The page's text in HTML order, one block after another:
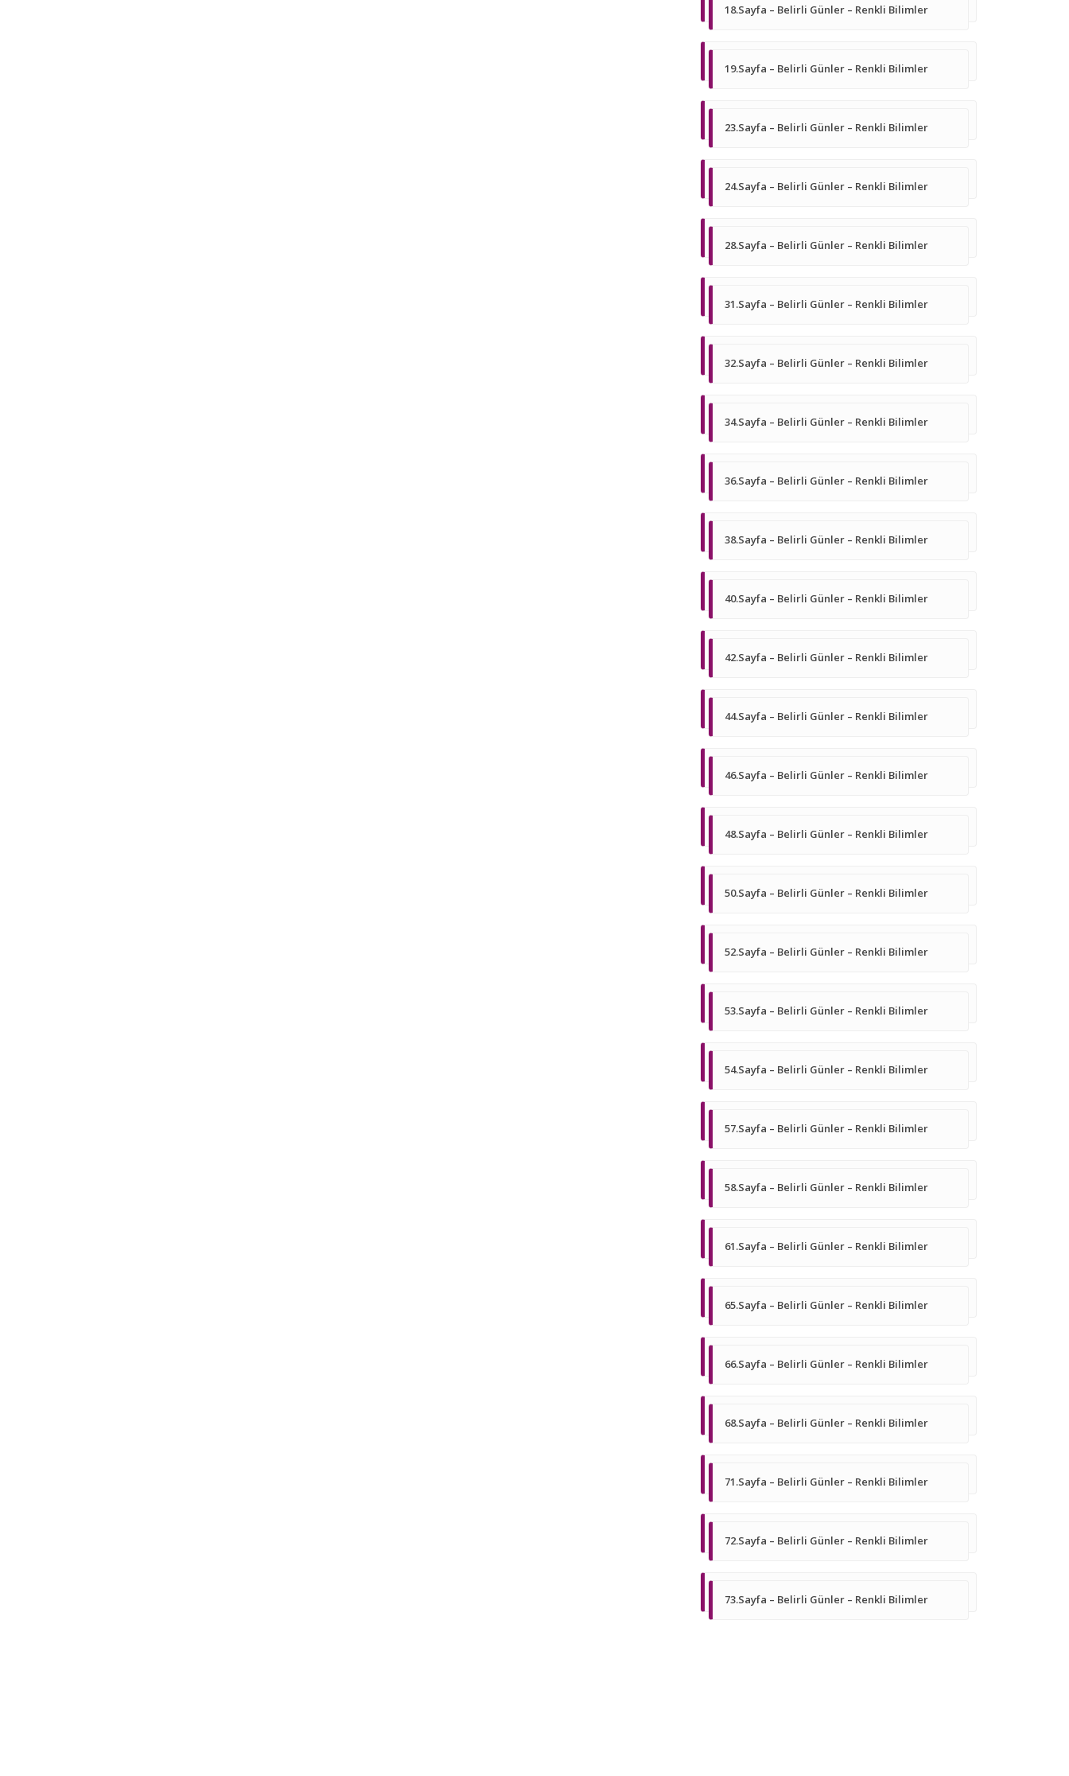
18.Sayfa – Belirli Günler – Renkli Bilimler
19.Sayfa – Belirli Günler – Renkli Bilimler
23.Sayfa – Belirli Günler – Renkli Bilimler
24.Sayfa – Belirli Günler – Renkli Bilimler
28.Sayfa – Belirli Günler – Renkli Bilimler
31.Sayfa – Belirli Günler – Renkli Bilimler
32.Sayfa – Belirli Günler – Renkli Bilimler
34.Sayfa – Belirli Günler – Renkli Bilimler
36.Sayfa – Belirli Günler – Renkli Bilimler
38.Sayfa – Belirli Günler – Renkli Bilimler
40.Sayfa – Belirli Günler – Renkli Bilimler
42.Sayfa – Belirli Günler – Renkli Bilimler
44.Sayfa – Belirli Günler – Renkli Bilimler
46.Sayfa – Belirli Günler – Renkli Bilimler
48.Sayfa – Belirli Günler – Renkli Bilimler
50.Sayfa – Belirli Günler – Renkli Bilimler
52.Sayfa – Belirli Günler – Renkli Bilimler
53.Sayfa – Belirli Günler – Renkli Bilimler
54.Sayfa – Belirli Günler – Renkli Bilimler
57.Sayfa – Belirli Günler – Renkli Bilimler
58.Sayfa – Belirli Günler – Renkli Bilimler
61.Sayfa – Belirli Günler – Renkli Bilimler
65.Sayfa – Belirli Günler – Renkli Bilimler
66.Sayfa – Belirli Günler – Renkli Bilimler
68.Sayfa – Belirli Günler – Renkli Bilimler
71.Sayfa – Belirli Günler – Renkli Bilimler
72.Sayfa – Belirli Günler – Renkli Bilimler
73.Sayfa – Belirli Günler – Renkli Bilimler